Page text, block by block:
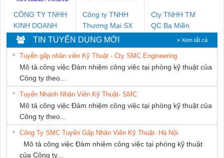
CÔNG TY TNHH
KINH DOANH
DỊCH VỤ XNK
PHƯƠNG NAM
Công ty TNHH
Thương Mại SX
Ba Miền
Cty TNHH TM
QC Ba Miền
TIN TUYỂN DỤNG MỚI » Xem tất cả
Tuyển gấp nhân viên Kỹ Thuật - Cty SMC Engineering
Mô tả công việc Đảm nhiệm công việc tại phòng kỹ thuật của
Công ty theo...
Tuyển Nhanh Nhân Viên Kỹ Thuật- SMC
Mô tả công việc Đảm nhiệm công việc tại phòng kỹ thuật của
Công ty theo...
Công Ty SMC Tuyển Gấp Nhân Viên Kỹ Thuật- Hà Nội
Mô tả công việc Đảm nhiệm công việc tại phòng kỹ thuật
của Công ty...